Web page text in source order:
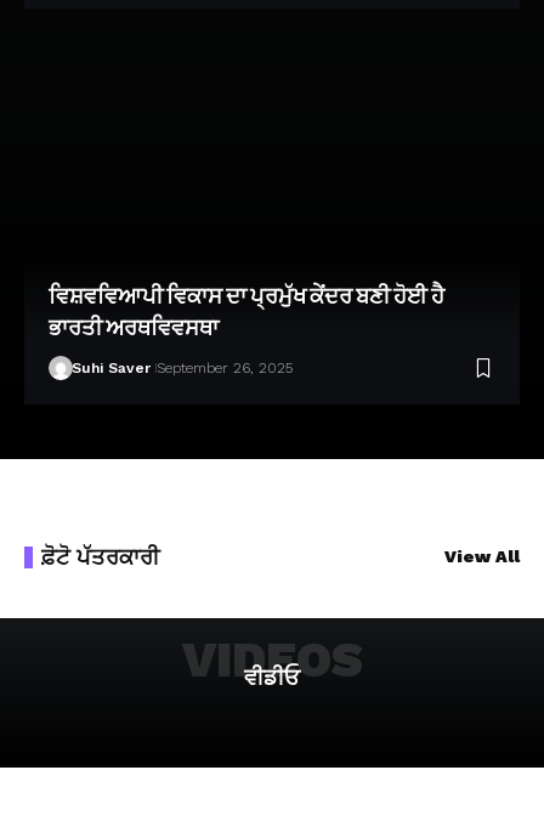
ਵਿਸ਼ਵਵਿਆਪੀ ਵਿਕਾਸ ਦਾ ਪ੍ਰਮੁੱਖ ਕੇਂਦਰ ਬਣੀ ਹੋਈ ਹੈ
ਭਾਰਤੀ ਅਰਥਵਿਵਸਥਾ
Suhi Saver September 26, 2025
ਫ਼ੋਟੋ ਪੱਤਰਕਾਰੀ View All
ਵੀਡੀਓ
VIDEOS